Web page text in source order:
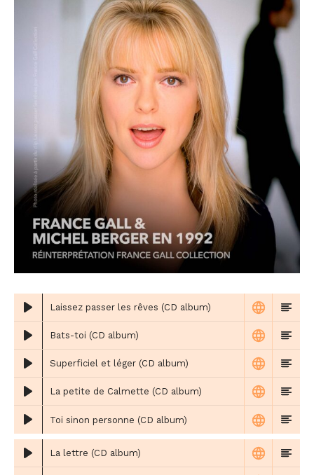
Laissez passer les rêves (CD album)
Bats-toi (CD album)
Superficiel et léger (CD album)
La petite de Calmette (CD album)
Toi sinon personne (CD album)
La lettre (CD album)